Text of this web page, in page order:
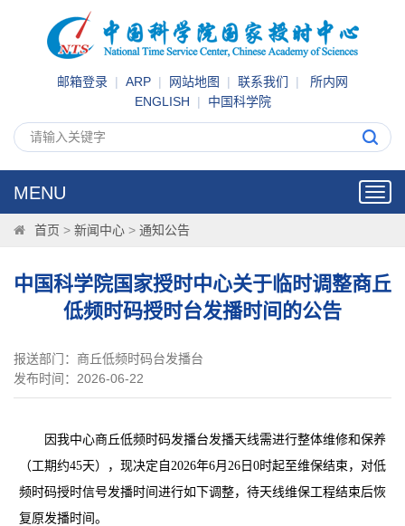
邮箱登录 | ARP | 网站地图 | 联系我们 | 所内网
ENGLISH | 中国科学院
MENU
首页 > 新闻中心 > 通知公告
中国科学院国家授时中心关于临时调整商丘
低频时码授时台发播时间的公告
报送部门：商丘低频时码台发播台
发布时间：2026-06-22
因我中心商丘低频时码发播台发播天线需进行整体维修和保养
（工期约45天），现决定自2026年6月26日0时起至维保结束，对低
频时码授时信号发播时间进行如下调整，待天线维保工程结束后恢
复原发播时间。